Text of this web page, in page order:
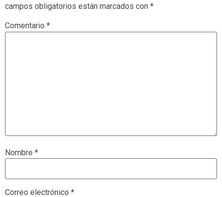
campos obligatorios están marcados con *
Comentario *
Nombre *
Correo electrónico *